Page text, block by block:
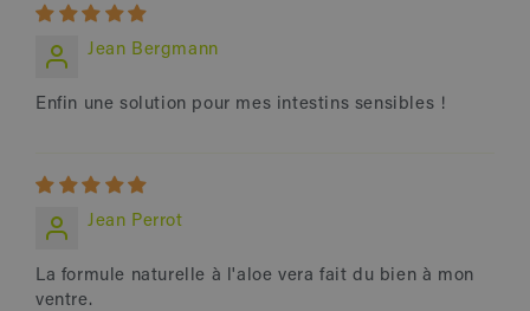
Jean Bergmann
Enfin une solution pour mes intestins sensibles !
Jean Perrot
La formule naturelle à l'aloe vera fait du bien à mon
ventre.